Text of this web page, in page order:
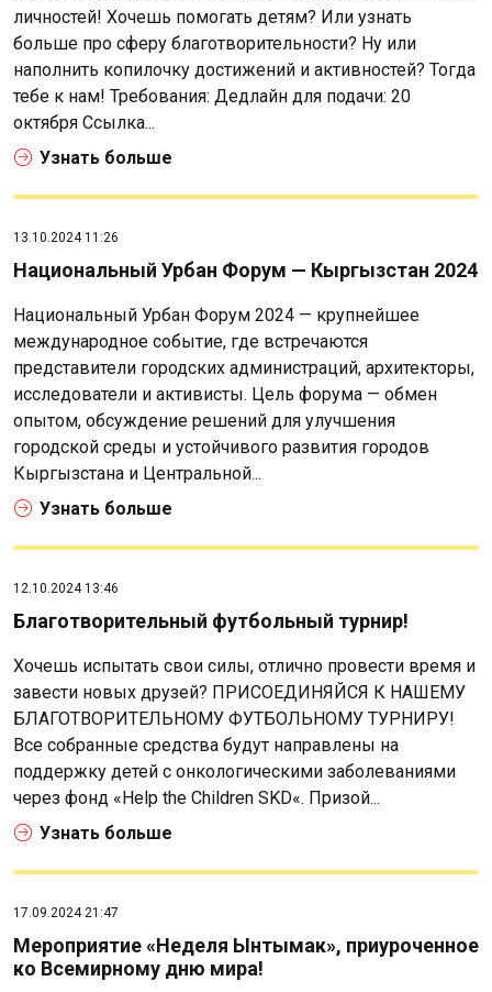
личностей! Хочешь помогать детям? Или узнать
больше про сферу благотворительности? Ну или
наполнить копилочку достижений и активностей? Тогда
тебе к нам! Требования: Дедлайн для подачи: 20
октября Ссылка...
Узнать больше
13.10.2024 11:26
Национальный Урбан Форум — Кыргызстан 2024
Национальный Урбан Форум 2024 — крупнейшее
международное событие, где встречаются
представители городских администраций, архитекторы,
исследователи и активисты. Цель форума — обмен
опытом, обсуждение решений для улучшения
городской среды и устойчивого развития городов
Кыргызстана и Центральной...
Узнать больше
12.10.2024 13:46
Благотворительный футбольный турнир!
Хочешь испытать свои силы, отлично провести время и
завести новых друзей? ПРИСОЕДИНЯЙСЯ К НАШЕМУ
БЛАГОТВОРИТЕЛЬНОМУ ФУТБОЛЬНОМУ ТУРНИРУ!
Все собранные средства будут направлены на
поддержку детей с онкологическими заболеваниями
через фонд «Help the Children SKD«. Призой...
Узнать больше
17.09.2024 21:47
Мероприятие «Неделя Ынтымак», приуроченное
ко Всемирному дню мира!